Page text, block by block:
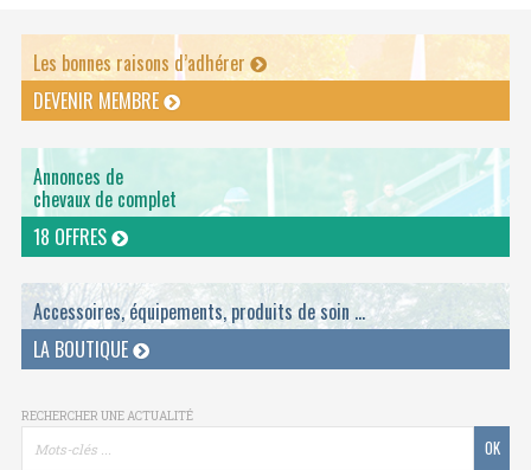
Les bonnes raisons d’adhérer
DEVENIR MEMBRE
Annonces de
chevaux de complet
18 OFFRES
Accessoires, équipements, produits de soin ...
LA BOUTIQUE
RECHERCHER UNE ACTUALITÉ